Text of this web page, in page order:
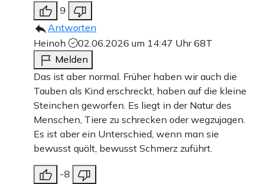
9
Antworten
Heinoh
02.06.2026 um 14:47 Uhr68T
Melden
Das ist aber normal. Früher haben wir auch die
Tauben als Kind erschreckt, haben auf die kleine
Steinchen geworfen. Es liegt in der Natur des
Menschen, Tiere zu schrecken oder wegzujagen.
Es ist aber ein Unterschied, wenn man sie
bewusst quält, bewusst Schmerz zuführt.
-8